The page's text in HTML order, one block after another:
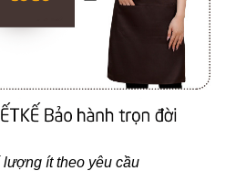
lượng ít theo yêu cầu